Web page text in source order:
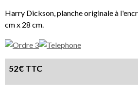
Harry Dickson, planche originale à
cm x 28 cm.
52€ TTC